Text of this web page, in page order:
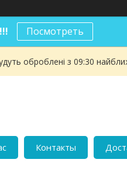
Посмотреть
оброблені з 09:30
Контакты